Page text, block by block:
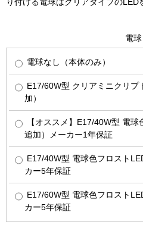
り付ける電球はクリアタイプのLED
電球
電球なし（本体のみ）
E17/60W型 クリアミニクリプ
加）
【オススメ】E17/40W型 電
追加）メーカー1年保証
E17/40W型 電球色フロスト
カー5年保証
E17/60W型 電球色フロスト
カー5年保証